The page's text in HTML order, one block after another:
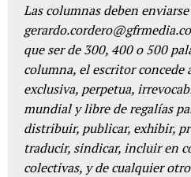
Las columnas deben
que ser de 300, 400 o 500
columna, el escritor concede
exclusiva, perpetua,
mundial y libre de regalías
distribuir, publicar, exhibir,
traducir, sindicar, incluir en
colectivas, y de cualquier